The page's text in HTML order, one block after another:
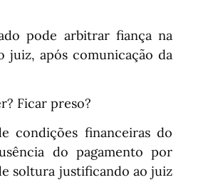
pode arbitrar fiança na
juiz, após comunicação da
Ficar preso?
condições financeiras do
do pagamento por
soltura justificando ao juiz